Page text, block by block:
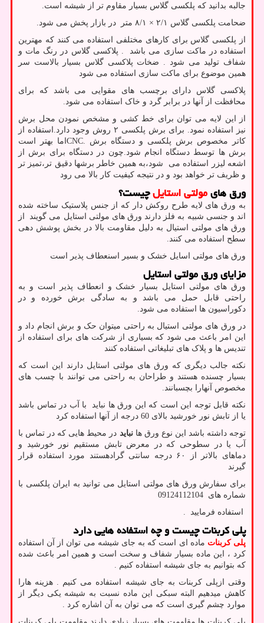
جالبه بدانید که پلکسی گلاس بسیار مقاوم تر از شیشه است.
ضحامت پلکسی گلاس ۲/۱ × ۸/۱ متر در بازار پخش می شود.
از پلکسی گلاس برای کارهای مختلفی استفاده می کنند که مهترین
استفاده در ماکت سازی می باشد
پلاکسی گلاس در رنگ مات و
شفاف تولید می شود . ضخات پلاکسی گلاس بسیار بالاست سر
همین موضوع برای ماکت سازی استفاده می شود
پلاکسی گلاس دارای برچسب های مقوایی می باشد که برای
محافظت از آنها در برابر گرد و خاک استفاده می شود.
از این لایه می توان برای خط کشی و مشخص نمودن محل برش
نیز استفاده نمود. برای برش پلکسی ۲ روش وجود دارد.استفاده از
کاتر مخصوص برش پلکسی و دستگاه برش
CNC.اما بهتر است
برش ها توسط دستگاه انجام شود.چون در دستگاه برای برش از
اشعه لیزر استفاده می شود،به همین خاطر برشها دقیق تر،تمیز تر
و ظریف تر خواهد بود و در نتیجه کیفیت کار بالا می رود
ورق هایمولتی استایلچیست؟
به ورق های لایه طرح روکش دار که از جنس پلاستیک ساخته شده
اند و جنسی شبیه به فلز دارند ورق های مولتی استایل می گویند از
ورق های مولتی استیال به دلیل مقاومت بالا در بخش پوشش دهی
سطح استفاده می کنند.
ورق های مولتی اسایل خشک و بسیر اسنعطاف پذیر است
مزایای ورق مولتی استایل
ورق های مولتی استایل بسیار خشک و انعطاف پذیر است و به
راحتی قابل حمل می باشد و به سادگی برش خورده و در
دکوراسیون ها استفاده می شود.
در ورق های مولتی استیال به راحتی میتوان حک و برش انجام داد و
این امر باعث می شود که بسیاری از شرکت های برای استفاده از
تندیس ها و پلاک های تبلیغاتی استفاده کنند
نکته جالب دیگری که ورق های مولتی استایل دارند این است که
بسیار چسنده هستند و طراحان به راحتی می توانند با چسب های
مخصوص آنهارا بچسبانند.
نکته قابل توجه این است که این ورق ها نباید با آب در تماس باشد
یا از تابش نور خورشید بالای 60 درجه از آنها استفاده کرد
توجه داشته باشد این نوع ورق هانباید در محیط هایی که در تماس با
آب یا در سطوحی که در معرض تابش مستقیم نور خورشید و
دماهای بالاتر از ۶۰ درجه سانتی گرادهستند مورد استفاده قرار
گیرند
برای سفارش ورق های مولتی استایل می توانید به ایران پلکسی با
شماره های 09124112104
استفاده فرمایید
پلی کربنات چیست و چه استفاده هایی دارد
پلی کربنات ماده ای است که به جای شیشه می توان از آن استفاده
کرد ، این ماده بسیار شفاف و سخت است و همین امر باعث شده
که بتوانیم به جای شیشه استفاده کنیم .
وقتی ازپلی کربنات به جای شیشه استفاده می کنیم . هزینه هارا
کاهش میدهیم البته سبکی این ماده نسبت به شیشه یکی دیگر از
موارد چشم گیری است که می توان به آن اشاره کرد .